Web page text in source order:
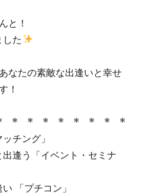
と！
た
なたの素敵な出逢いと幸せ
！
* * * * * * * *
チング」
逢う「イベント・セミナ
「プチコン」